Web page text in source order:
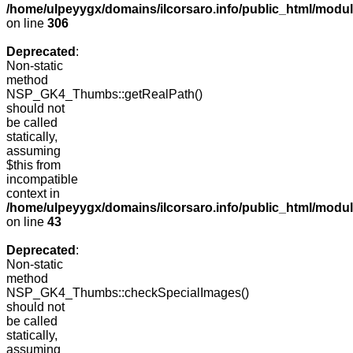
/home/ulpeyygx/domains/ilcorsaro.info/public_html/
on line 306
Deprecated :
Non-static
method
NSP_GK4_Thumbs::getRealPath()
should not
be called
statically,
assuming
$this from
incompatible
context in
/home/ulpeyygx/domains/ilcorsaro.info/public_html/
on line 43
Deprecated :
Non-static
method
NSP_GK4_Thumbs::checkSpecialImages()
should not
be called
statically,
assuming